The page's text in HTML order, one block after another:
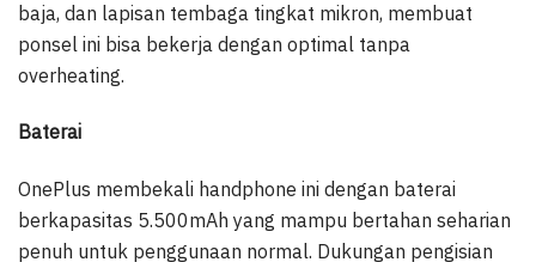
baja, dan lapisan tembaga tingkat mikron, membuat
ponsel ini bisa bekerja dengan optimal tanpa
overheating.
Baterai
OnePlus membekali handphone ini dengan baterai
berkapasitas 5.500mAh yang mampu bertahan seharian
penuh untuk penggunaan normal. Dukungan pengisian